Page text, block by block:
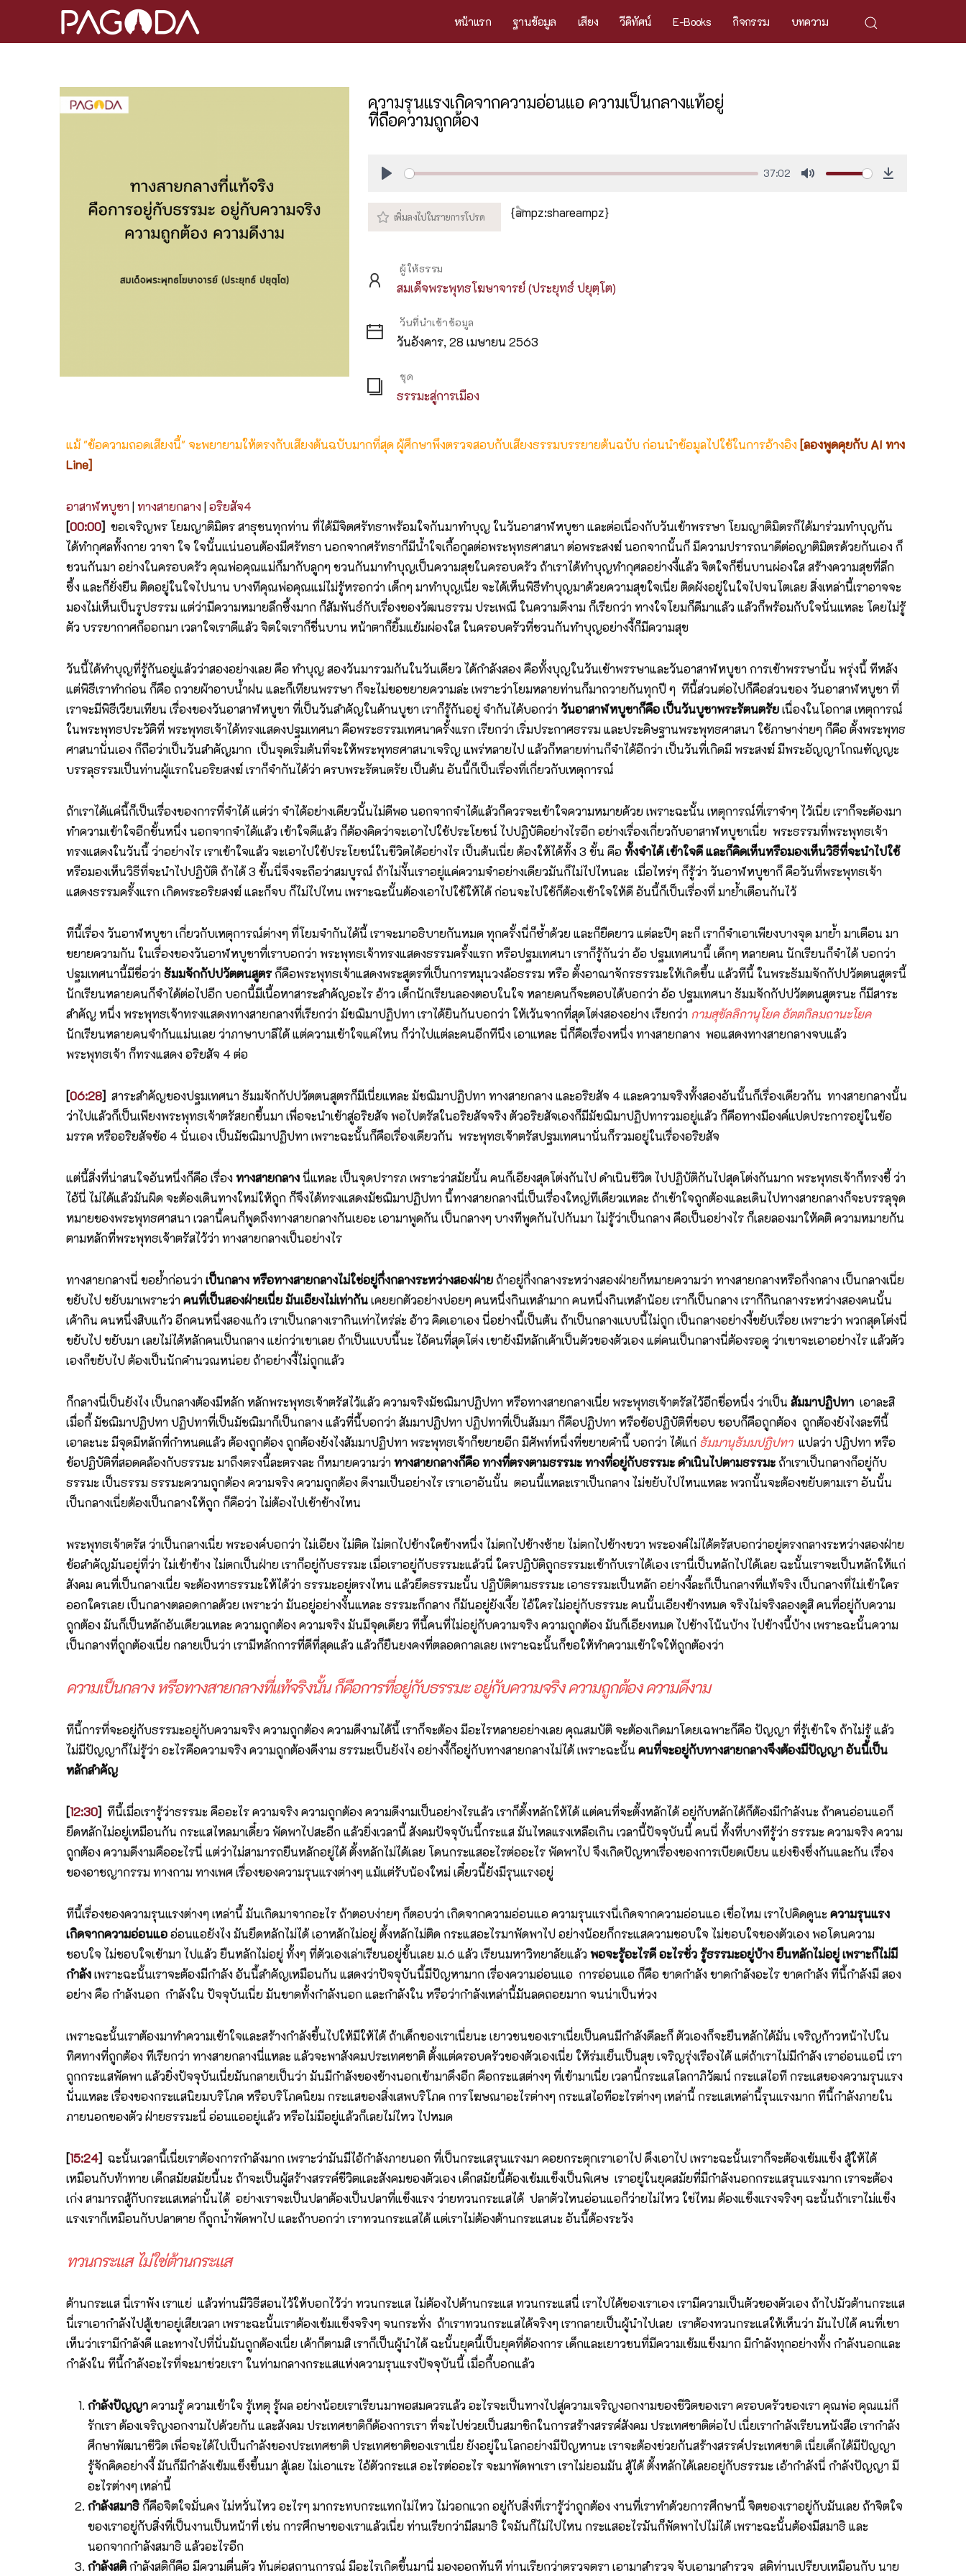
หน้าแรก ฐานข้อมูล เสียง วีดิทัศน์ E-Books กิจกรรม บทความ
ความรุนแรงเกิดจากความอ่อนแอ ความเป็นกลางแท้อยู่
ที่ถือความถูกต้อง
37:02
{ampz:shareampz}
ผู้ให้ธรรม
สมเด็จพระพุทธโฆษาจารย์ (ประยุทธ์ ปยุตฺโต)
วันที่นำเข้าข้อมูล
วันอังคาร, 28 เมษายน 2563
ชุด
ธรรมะสู่การเมือง
แม้ "ข้อความถอดเสียงนี้" จะพยายามให้ตรงกับเสียงต้นฉบับมากที่สุด ผู้ศึกษาพึงตรวจสอบกับเสียงธรรมบรรยายต้นฉบับ ก่อนนำข้อมูลไปใช้ในการอ้างอิง [ลองพูดคุยกับ AI ทาง
Line]
อาสาฬหบูชา| ทางสายกลาง| อริยสัจ4
[00:00] ขอเจริญพร โยมญาติมิตร สาธุชนทุกท่าน ที่ได้มีจิตศรัทธาพร้อมใจกันมาทำบุญ ในวันอาสาฬหบูชา และต่อเนื่องกับวันเข้าพรรษา โยมญาติมิตรก็ได้มาร่วมทำบุญกัน
ได้ทำกุศลทั้งกาย วาจา ใจ ใจนั้นแน่นอนต้องมีศรัทธา นอกจากศรัทธาก็มีน้ำใจเกื้อกูลต่อพระพุทธศาสนา ต่อพระสงฆ์ นอกจากนั้นก็ มีความปรารถนาดีต่อญาติมิตรด้วยกันเอง ก็
ชวนกันมา อย่างในครอบครัว คุณพ่อคุณแม่ก็มากับลูกๆ ชวนกันมาทำบุญเป็นความสุขในครอบครัว ถ้าเราได้ทำบุญทำกุศลอย่างงี้แล้ว จิตใจก็ชื่นบานผ่องใส สร้างความสุขที่ลึก
ซึ้ง และก็ยั่งยืน ติดอยู่ในใจไปนาน บางทีคุณพ่อคุณแม่ไม่รู้หรอกว่า เด็กๆ มาทำบุญเนี่ย จะได้เห็นพิธีทำบุญมาด้วยความสุขใจเนี่ย ติดผังอยู่ในใจไปจนโตเลย สิ่งเหล่านี้เราอาจจะ
มองไม่เห็นเป็นรูปธรรม แต่ว่ามีความหมายลึกซึ้งมาก ก็สัมพันธ์กับเรื่องของวัฒนธรรม ประเพณี ในความดีงาม ก็เรียกว่า ทางใจโยมก็ดีมาแล้ว แล้วก็พร้อมกับใจนั่นแหละ โดยไม่รู้
ตัว บรรยากาศก็ออกมา เวลาใจเราดีแล้ว จิตใจเราก็ชื่นบาน หน้าตาก็ยิ้มแย้มผ่องใส ในครอบครัวที่ชวนกันทำบุญอย่างงี้ก็มีความสุข
วันนี้ได้ทำบุญที่รู้กันอยู่แล้วว่าสองอย่างเลย คือ ทำบุญ สองวันมารวมกันในวันเดียว ได้กำลังสอง คือทั้งบุญในวันเข้าพรรษาและวันอาสาฬหบูชา การเข้าพรรษานั้น พรุ่งนี้ ทีหลัง
แต่พิธีเราทำก่อน ก็คือ ถวายผ้าอาบน้ำฝน และก็เทียนพรรษา ก็จะไม่ขอขยายความล่ะ เพราะว่าโยมหลายท่านก็มาถวายกันทุกปี ๆ ทีนี้ส่วนต่อไปก็คือส่วนของ วันอาสาฬหบูชา ที่
เราจะมีพิธีเวียนเทียน เรื่องของวันอาสาฬหบูชา ที่เป็นวันสำคัญในด้านบูชา เราก็รู้กันอยู่ จำกันได้บอกว่าวันอาสาฬหบูชาก็คือ เป็นวันบูชาพระรัตนตรัยเนื่องในโอกาส เหตุการณ์
ในพระพุทธประวัติที่ พระพุทธเจ้าได้ทรงแสดงปฐมเทศนา คือพระธรรมเทศนาครั้งแรก เรียกว่า เริ่มประกาศธรรม และประดิษฐานพระพุทธศาสนา ใช้ภาษาง่ายๆ ก็คือ ตั้งพระพุทธ
ศาสนานั่นเอง ก็ถือว่าเป็นวันสำคัญมาก เป็นจุดเริ่มต้นที่จะให้พระพุทธศาสนาเจริญ แพร่หลายไป แล้วก็หลายท่านก็จำได้อีกว่า เป็นวันที่เกิดมี พระสงฆ์ มีพระอัญญาโกณฑัญญะ
บรรลุธรรมเป็นท่านผู้แรกในอริยสงฆ์ เราก็จำกันได้ว่า ครบพระรัตนตรัย เป็นต้น อันนี้ก็เป็นเรื่องที่เกี่ยวกับเหตุการณ์
ถ้าเราได้แค่นี้ก็เป็นเรื่องของการที่จำได้ แต่ว่า จำได้อย่างเดียวนั้นไม่ดีพอ นอกจากจำได้แล้วก็ควรจะเข้าใจความหมายด้วย เพราะฉะนั้น เหตุการณ์ที่เราจำๆ ไว้เนี่ย เราก็จะต้องมา
ทำความเข้าใจอีกขั้นหนึ่ง นอกจากจำได้แล้ว เข้าใจดีแล้ว ก็ต้องคิดว่าจะเอาไปใช้ประโยชน์ ไปปฏิบัติอย่างไรอีก อย่างเรื่องเกี่ยวกับอาสาฬหบูชาเนี่ย พระธรรมที่พระพุทธเจ้า
ทรงแสดงในวันนี้ ว่าอย่างไร เราเข้าใจแล้ว จะเอาไปใช้ประโยชน์ในชีวิตได้อย่างไร เป็นต้นเนี่ย ต้องให้ได้ทั้ง 3 ขั้น คือทั้งจำได้ เข้าใจดี และก็คิดเห็นหรือมองเห็นวิธีที่จะนำไปใช้
หรือมองเห็นวิธีที่จะนำไปปฏิบัติ ถ้าได้ 3 ขั้นนี่จึงจะถือว่าสมบูรณ์ ถ้าไม่งั้นเราอยู่แค่ความจำอย่างเดียวมันก็ไม่ไปไหนละ เมื่อไหร่ๆ ก็รู้ว่า วันอาฬหบูชาก็ คือวันที่พระพุทธเจ้า
แสดงธรรมครั้งแรก เกิดพระอริยสงฆ์ และก็จบ ก็ไม่ไปไหน เพราะฉะนั้นต้องเอาไปใช้ให้ได้ ก่อนจะไปใช้ก็ต้องเข้าใจให้ดี อันนี้ก็เป็นเรื่องที่ มาย้ำเตือนกันไว้
ทีนี้เรื่อง วันอาฬหบูชา เกี่ยวกับเหตุการณ์ต่างๆ ที่โยมจำกันได้นี้ เราจะมาอธิบายกันหมด ทุกครั้งนี่ก็ซ้ำด้วย และก็ยืดยาว แต่ละปีๆ ละก็ เราก็จำเอาเพียงบางจุด มาย้ำ มาเตือน มา
ขยายความกัน ในเรื่องของวันอาฬหบูชาที่เราบอกว่า พระพุทธเจ้าทรงแสดงธรรมครั้งแรก หรือปฐมเทศนา เราก็รู้กันว่า อ้อ ปฐมเทศนานี้ เด็กๆ หลายคน นักเรียนก็จำได้ บอกว่า
ปฐมเทศนานี้มีชื่อว่าธัมมจักกัปปวัตตนสูตรก็คือพระพุทธเจ้าแสดงพระสูตรที่เป็นการหมุนวงล้อธรรม หรือ ตั้งอาณาจักรธรรมะให้เกิดขึ้น แล้วทีนี้ ในพระธัมมจักกัปปวัตตนสูตรนี้
นักเรียนหลายคนก็จำได้ต่อไปอีก บอกนี้มีเนื้อหาสาระสำคัญอะไร อ้าว เด็กนักเรียนลองตอบในใจ หลายคนก็จะตอบได้บอกว่า อ้อ ปฐมเทศนา ธัมมจักกัปปวัตตนสูตรนะ ก็มีสาระ
สำคัญ หนึ่ง พระพุทธเจ้าทรงแสดงทางสายกลางที่เรียกว่า มัชฌิมาปฏิปทา เราได้ยินกันบอกว่า ให้เว้นจากที่สุดโต่งสองอย่าง เรียกว่า กามสุขัลลิกานุโยค อัตตกิลมถานะโยค
นักเรียนหลายคนจำกันแม่นเลย ว่าภาษาบาลีได้ แต่ความเข้าใจแค่ไหน ก็ว่าไปแต่ละคนอีกทีนึง เอาแหละ นี่ก็คือเรื่องหนึ่ง ทางสายกลาง พอแสดงทางสายกลางจบแล้ว
พระพุทธเจ้า ก็ทรงแสดง อริยสัจ 4 ต่อ
[06:28] สาระสำคัญของปฐมเทศนา ธัมมจักกัปปวัตตนสูตรก็มีเนี่ยแหละ มัชฌิมาปฏิปทา ทางสายกลาง และอริยสัจ 4 และความจริงทั้งสองอันนั้นก็เรื่องเดียวกัน ทางสายกลางนั้น
ว่าไปแล้วก็เป็นเพียงพระพุทธเจ้าตรัสยกขึ้นมา เพื่อจะนำเข้าสู่อริยสัจ พอไปตรัสในอริยสัจจริง ตัวอริยสัจเองก็มีมัชฌิมาปฏิปทารวมอยู่แล้ว ก็คือทางมีองค์แปดประการอยู่ในข้อ
มรรค หรืออริยสัจข้อ 4 นั่นเอง เป็นมัชฌิมาปฏิปทา เพราะฉะนั้นก็คือเรื่องเดียวกัน พระพุทธเจ้าตรัสปฐมเทศนานั่นก็รวมอยู่ในเรื่องอริยสัจ
แต่นี้สิ่งที่น่าสนใจอันหนึ่งก็คือ เรื่องทางสายกลางนี่แหละ เป็นจุดปรารภ เพราะว่าสมัยนั้น คนก็เอียงสุดโต่งกันไป ดำเนินชีวิต ไปปฏิบัติกันไปสุดโต่งกันมาก พระพุทธเจ้าก็ทรงชี้ ว่า
ไอ้นี่ ไม่ได้แล้วมันผิด จะต้องเดินทางใหม่ให้ถูก ก็จึงได้ทรงแสดงมัชฌิมาปฏิปทา นี้ทางสายกลางนี่เป็นเรื่องใหญ่ทีเดียวแหละ ถ้าเข้าใจถูกต้องและเดินไปทางสายกลางก็จะบรรลุจุด
หมายของพระพุทธศาสนา เวลานี้คนก็พูดถึงทางสายกลางกันเยอะ เอามาพูดกัน เป็นกลางๆ บางทีพูดกันไปกันมา ไม่รู้ว่าเป็นกลาง คือเป็นอย่างไร ก็เลยลองมาให้คติ ความหมายกัน
ตามหลักที่พระพุทธเจ้าตรัสไว้ว่า ทางสายกลางเป็นอย่างไร
ทางสายกลางนี่ ขอย้ำก่อนว่าเป็นกลาง หรือทางสายกลางไม่ใช่อยู่กึ่งกลางระหว่างสองฝ่ายถ้าอยู่กึ่งกลางระหว่างสองฝ่ายก็หมายความว่า ทางสายกลางหรือกึ่งกลาง เป็นกลางเนี่ย
ขยับไป ขยับมาเพราะว่าคนที่เป็นสองฝ่ายเนี่ย มันเอียงไม่เท่ากันเคยยกตัวอย่างบ่อยๆ คนหนึ่งกินเหล้ามาก คนหนึ่งกินเหล้าน้อย เราก็เป็นกลาง เราก็กินกลางระหว่างสองคนนั้น
เค้ากิน คนหนึ่งสิบแก้ว อีกคนหนึ่งสองแก้ว เราเป็นกลางเรากินเท่าไหร่ล่ะ อ้าว คิดเอาเอง นี่อย่างนี้เป็นต้น ถ้าเป็นกลางแบบนี้ไม่ถูก เป็นกลางอย่างงี้ขยับเรื่อย เพราะว่า พวกสุดโต่งนี่
ขยับไป ขยับมา เลยไม่ได้หลักคนเป็นกลาง แย่กว่าเขาเลย ถ้าเป็นแบบนี้นะ ไอ้คนที่สุดโต่ง เขายังมีหลักเค้าเป็นตัวของตัวเอง แต่คนเป็นกลางนี่ต้องรอดู ว่าเขาจะเอาอย่างไร แล้วตัว
เองก็ขยับไป ต้องเป็นนักคำนวณหน่อย ถ้าอย่างงี้ไม่ถูกแล้ว
ก็กลางนี่เป็นยังไง เป็นกลางต้องมีหลัก หลักพระพุทธเจ้าตรัสไว้แล้ว ความจริงมัชฌิมาปฏิปทา หรือทางสายกลางเนี่ย พระพุทธเจ้าตรัสไว้อีกชื่อหนึ่ง ว่าเป็น สัมมาปฏิปทา เอาละสิ
เมื่อกี้ มัชฌิมาปฏิปทา ปฏิปทาที่เป็นมัชฌิมาก็เป็นกลาง แล้วที่นี้บอกว่า สัมมาปฏิปทา ปฏิปทาที่เป็นสัมมา ก็คือปฏิปทา หรือข้อปฏิบัติที่ชอบ ชอบก็คือถูกต้อง ถูกต้องยังไงละทีนี้
เอาละนะ มีจุดมีหลักที่กำหนดแล้ว ต้องถูกต้อง ถูกต้องยังไงสัมมาปฏิปทา พระพุทธเจ้าก็ขยายอีก มีศัพท์หนึ่งที่ขยายคำนี้ บอกว่า ได้แก่ ธัมมานุธัมมปฏิปทาแปลว่า ปฏิปทา หรือ
ข้อปฏิบัติที่สอดคล้องกับธรรมะ มาถึงตรงนี้ละตรงละ ก็หมายความว่าทางสายกลางก็คือ ทางที่ตรงตามธรรมะ ทางที่อยู่กับธรรมะ ดำเนินไปตามธรรมะถ้าเราเป็นกลางก็อยู่กับ
ธรรมะ เป็นธรรม ธรรมะความถูกต้อง ความจริง ความถูกต้อง ดีงามเป็นอย่างไร เราเอาอันนั้น ตอนนี้แหละเราเป็นกลาง ไม่ขยับไปไหนแหละ พวกนั้นจะต้องขยับตามเรา อันนั้น
เป็นกลางเนี่ยต้องเป็นกลางให้ถูก ก็คือว่า ไม่ต้องไปเข้าข้างไหน
พระพุทธเจ้าตรัส ว่าเป็นกลางเนี่ย พระองค์บอกว่า ไม่เอียง ไม่ติด ไม่ตกไปข้างใดข้างหนึ่ง ไม่ตกไปข้างซ้าย ไม่ตกไปข้างขวา พระองค์ไม่ได้ตรัสบอกว่าอยู่ตรงกลางระหว่างสองฝ่าย
ข้อสำคัญมันอยู่ที่ว่า ไม่เข้าข้าง ไม่ตกเป็นฝ่าย เราก็อยู่กับธรรมะ เมื่อเราอยู่กับธรรมะแล้วนี่ ใครปฏิบัติถูกธรรมะเข้ากับเราได้เอง เรานี่เป็นหลักไปได้เลย ฉะนั้นเราจะเป็นหลักให้แก่
สังคม คนที่เป็นกลางเนี่ย จะต้องหาธรรมะให้ได้ว่า ธรรมะอยู่ตรงไหน แล้วยึดธรรมะนั้น ปฏิบัติตามธรรมะ เอาธรรมะเป็นหลัก อย่างงี้ละก็เป็นกลางที่แท้จริง เป็นกลางที่ไม่เข้าใคร
ออกใครเลย เป็นกลางตลอดกาลด้วย เพราะว่า มันอยู่อย่างงั้นแหละ ธรรมะก็กลาง ก็มันอยู่ยังเงี้ย ไอ้ใครไม่อยู่กับธรรมะ คนนั้นเอียงข้างหมด จริงไม่จริงลองดูสิ คนที่อยู่กับความ
ถูกต้อง มันก็เป็นหลักอันเดียวแหละ ความถูกต้อง ความจริง มันมีจุดเดียว ทีนี้คนที่ไม่อยู่กับความจริง ความถูกต้อง มันก็เอียงหมด ไปข้างโน้นบ้าง ไปข้างนี้บ้าง เพราะฉะนั้นความ
เป็นกลางที่ถูกต้องเนี่ย กลายเป็นว่า เรามีหลักการที่ดีที่สุดแล้ว แล้วก็ยืนยงคงที่ตลอดกาลเลย เพราะฉะนั้นก็ขอให้ทำความเข้าใจให้ถูกต้องว่า
ความเป็นกลาง หรือทางสายกลางที่แท้จริงนั้น ก็คือการที่อยู่กับธรรมะ อยู่กับความจริง ความถูกต้อง ความดีงาม
ทีนี้การที่จะอยู่กับธรรมะอยู่กับความจริง ความถูกต้อง ความดีงามได้นี้ เราก็จะต้อง มีอะไรหลายอย่างเลย คุณสมบัติ จะต้องเกิดมาโดยเฉพาะก็คือ ปัญญา ที่รู้เข้าใจ ถ้าไม่รู้ แล้ว
ไม่มีปัญญาก็ไม่รู้ว่า อะไรคือความจริง ความถูกต้องดีงาม ธรรมะเป็นยังไง อย่างงี้ก็อยู่กับทางสายกลางไม่ได้ เพราะฉะนั้น คนที่จะอยู่กับทางสายกลางจึงต้องมีปัญญา อันนี้เป็น
หลักสำคัญ
[12:30] ทีนี้เมื่อเรารู้ว่าธรรมะ คืออะไร ความจริง ความถูกต้อง ความดีงามเป็นอย่างไรแล้ว เราก็ตั้งหลักให้ได้ แต่คนที่จะตั้งหลักได้ อยู่กับหลักได้ก็ต้องมีกำลังนะ ถ้าคนอ่อนแอก็
ยึดหลักไม่อยู่เหมือนกัน กระแสไหลมาเดี๋ยว พัดพาไปสะอีก แล้วยิ่งเวลานี้ สังคมปัจจุบันนี้กระแส มันไหลแรงเหลือเกิน เวลานี้ปัจจุบันนี้ คนนี่ ทั้งที่บางทีรู้ว่า ธรรมะ ความจริง ความ
ถูกต้อง ความดีงามคืออะไรนี่ แต่ว่าไม่สามารถยืนหลักอยู่ได้ ตั้งหลักไม่ได้เลย โดนกระแสอะไรต่ออะไร พัดพาไป จึงเกิดปัญหาเรื่องของการเบียดเบียน แย่งชิงซึ่งกันและกัน เรื่อง
ของอาชญากรรม ทางกาม ทางเพศ เรื่องของความรุนแรงต่างๆ แม้แต่รับน้องใหม่ เดี๋ยวนี้ยังมีรุนแรงอยู่
ทีนี้เรื่องของความรุนแรงต่างๆ เหล่านี้ มันเกิดมาจากอะไร ถ้าตอบง่ายๆ ก็ตอบว่า เกิดจากความอ่อนแอ ความรุนแรงนี่เกิดจากความอ่อนแอ เชื่อไหม เราไปคิดดูนะ ความรุนแรง
เกิดจากความอ่อนแออ่อนแอยังไง มันยึดหลักไม่ได้ เอาหลักไม่อยู่ ตั้งหลักไม่ติด กระแสอะไรมาพัดพาไป อย่างน้อยก็กระแสความชอบใจ ไม่ชอบใจของตัวเอง พอโดนความ
ชอบใจ ไม่ชอบใจเข้ามา ไปแล้ว ยืนหลักไม่อยู่ ทั้งๆ ที่ตัวเองเล่าเรียนอยู่ชั้นเลย ม.6 แล้ว เรียนมหาวิทยาลัยแล้วพอจะรู้อะไรดี อะไรชั่ว รู้ธรรมะอยู่บ้าง ยืนหลักไม่อยู่ เพราะก็ไม่มี
กำลังเพราะฉะนั้นเราจะต้องมีกำลัง อันนี้สำคัญเหมือนกัน แสดงว่าปัจจุบันนี้มีปัญหามาก เรื่องความอ่อนแอ การอ่อนแอ ก็คือ ขาดกำลัง ขาดกำลังอะไร ขาดกำลัง ทีนี้กำลังมี สอง
อย่าง คือ กำลังนอก กำลังใน ปัจจุบันเนี่ย มันขาดทั้งกำลังนอก และกำลังใน หรือว่ากำลังเหล่านี้มันลดถอยมาก จนน่าเป็นห่วง
เพราะฉะนั้นเราต้องมาทำความเข้าใจและสร้างกำลังขึ้นไปให้มีให้ได้ ถ้าเด็กของเราเนี่ยนะ เยาวชนของเราเนี่ยเป็นคนมีกำลังดีละก็ ตัวเองก็จะยืนหลักได้มั่น เจริญก้าวหน้าไปใน
ทิศทางที่ถูกต้อง ทีเรียกว่า ทางสายกลางนี่แหละ แล้วจะพาสังคมประเทศชาติ ตั้งแต่ครอบครัวของตัวเองเนี่ย ให้ร่มเย็นเป็นสุข เจริญรุ่งเรืองได้ แต่ถ้าเราไม่มีกำลัง เราอ่อนแอนี่ เรา
ถูกกระแสพัดพา แล้วยิ่งปัจจุบันเนี่ยมันกลายเป็นว่า มันมีกำลังของข้างนอกเข้ามาดึงอีก คือกระแสต่างๆ ที่เข้ามาเนี่ย เวลานี้กระแสโลกาภิวัฒน์ กระแสไอที กระแสของความรุนแรง
นั่นแหละ เรื่องของกระแสนิยมบริโภค หรือบริโภคนิยม กระแสของสิ่งเสพบริโภค การโฆษณาอะไรต่างๆ กระแสไอทีอะไรต่างๆ เหล่านี้ กระแสเหล่านี้รุนแรงมาก ทีนี้กำลังภายใน
ภายนอกของตัว ฝ่ายธรรมะนี่ อ่อนแออยู่แล้ว หรือไม่มีอยู่แล้วก็เลยไม่ไหว ไปหมด
[15:24] ฉะนั้นเวลานี้เนี่ยเราต้องการกำลังมาก เพราะว่ามันมีไอ้กำลังภายนอก ที่เป็นกระแสรุนแรงมา คอยกระตุกเราเอาไป ดึงเอาไป เพราะฉะนั้นเราก็จะต้องเข้มแข็ง สู้ให้ได้
เหมือนกับท้าทาย เด็กสมัยสมัยนี้นะ ถ้าจะเป็นผู้สร้างสรรค์ชีวิตและสังคมของตัวเอง เด็กสมัยนี้ต้องเข้มแข็งเป็นพิเศษ เราอยู่ในยุคสมัยที่มีกำลังนอกกระแสรุนแรงมาก เราจะต้อง
เก่ง สามารถสู้กับกระแสเหล่านั้นได้ อย่างเราจะเป็นปลาต้องเป็นปลาที่แข็งแรง ว่ายทวนกระแสได้ ปลาตัวไหนอ่อนแอก็ว่ายไม่ไหว ใช่ไหม ต้องแข็งแรงจริงๆ ฉะนั้นถ้าเราไม่แข็ง
แรงเราก็เหมือนกับปลาตาย ก็ถูกน้ำพัดพาไป และถ้าบอกว่า เราทวนกระแสได้ แต่เราไม่ต้องต้านกระแสนะ อันนี้ต้องระวัง
ทวนกระแส ไม่ใช่ต้านกระแส
ต้านกระแส นี่เราพัง เราแย่ แล้วท่านมีวิธีสอนไว้ให้บอกไว้ว่า ทวนกระแส ไม่ต้องไปต้านกระแส ทวนกระแสนี่ เราไปได้ของเราเอง เรามีความเป็นตัวของตัวเอง ถ้าไปมัวต้านกระแส
นี่เราเอากำลังไปสู้เขาอยู่เสียเวลา เพราะฉะนั้นเราต้องเข้มแข็งจริงๆ จนกระทั่ง ถ้าเราทวนกระแสได้จริงๆ เรากลายเป็นผู้นำไปเลย เราต้องทวนกระแสให้เห็นว่า มันไปได้ คนที่เขา
เห็นว่าเรามีกำลังดี และทางไปที่นั่นมันถูกต้องเนี่ย เค้าก็ตามสิ เราก็เป็นผู้นำได้ ฉะนั้นยุคนี้เป็นยุคที่ต้องการ เด็กและเยาวชนที่มีความเข้มแข็งมาก มีกำลังทุกอย่างทั้ง กำลังนอกและ
กำลังใน ทีนี้กำลังอะไรที่จะมาช่วยเรา ในท่ามกลางกระแสแห่งความรุนแรงปัจจุบันนี้ เมื่อกี้บอกแล้ว
กำลังปัญญาความรู้ ความเข้าใจ รู้เหตุ รู้ผล อย่างน้อยเราเรียนมาพอสมควรแล้ว อะไรจะเป็นทางไปสู่ความเจริญงอกงามของชีวิตของเรา ครอบครัวของเรา คุณพ่อ คุณแม่ก็
รักเรา ต้องเจริญงอกงามไปด้วยกัน และสังคม ประเทศชาติก็ต้องการเรา ที่จะไปช่วยเป็นสมาชิกในการสร้างสรรค์สังคม ประเทศชาติต่อไป เนี่ยเรากำลังเรียนหนังสือ เรากำลัง
ศึกษาพัฒนาชีวิต เพื่อจะได้ไปเป็นกำลังของประเทศชาติ ประเทศชาติของเราเนี่ย ยังอยู่ในโลกอย่างมีปัญหานะ เราจะต้องช่วยกันสร้างสรรค์ประเทศชาติ เนี่ยเด็กได้มีปัญญา
รู้จักคิดอย่างงี้ มันก็มีกำลังเข้มแข็งขึ้นมา สู้เลย ไม่เอาแระ ไอ้ตัวกระแส อะไรต่ออะไร จะมาพัดพาเรา เราไม่ยอมมัน สู้ได้ ตั้งหลักได้เลยอยู่กับธรรมะ เอ้ากำลังนี่ กำลังปัญญา มี
อะไรต่างๆ เหล่านี้
กำลังสมาธิก็คือจิตใจมั่นคง ไม่หวั่นไหว อะไรๆ มากระทบกระแทกไม่ไหว ไม่วอกแวก อยู่กับสิ่งที่เรารู้ว่าถูกต้อง งานที่เราทำด้วยการศึกษานี้ จิตของเราอยู่กับมันเลย ถ้าจิตใจ
ของเราอยู่กับสิ่งที่เป็นงานเป็นหน้าที่ เช่น การศึกษาของเราแล้วเนี่ย ท่านเรียกว่ามีสมาธิ ใจมันก็ไม่ไปไหน กระแสอะไรมันก็พัดพาไปไม่ได้ เพราะฉะนั้นต้องมีสมาธิ และ
นอกจากกำลังสมาธิ แล้วอะไรอีก
กำลังสติกำลังสติก็คือ มีความตื่นตัว ทันต่อสถานการณ์ มีอะไรเกิดขึ้นมานี่ มองออกทันที ท่านเรียกว่าตรวจตรา เอามาสำรวจ จับเอามาสำรวจ สติท่านเปรียบเหมือนกับ นาย